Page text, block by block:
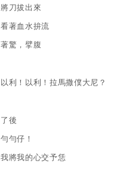
將刀拔出來
看著血水拚流
著驚，擘腹
以利！以利！拉馬撒僕大尼？
了後
勻勻仔！
我將我的心交予恁